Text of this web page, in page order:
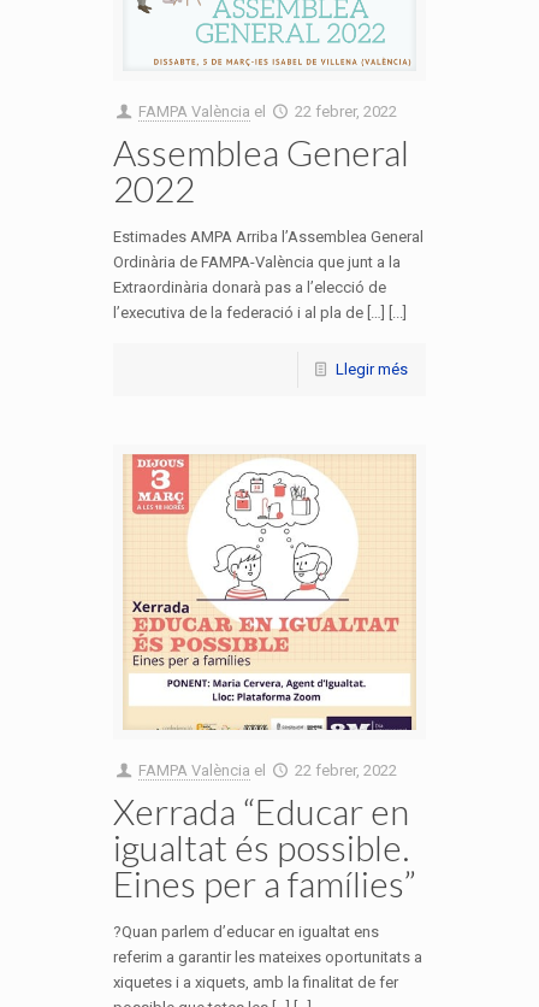
FAMPA València el 22 febrer, 2022
Assemblea General
2022
Estimades AMPA Arriba l’Assemblea General
Ordinària de FAMPA-València que junt a la
Extraordinària donarà pas a l’elecció de
l’executiva de la federació i al pla de […] [...]
Llegir més
FAMPA València el 22 febrer, 2022
Xerrada “Educar en
igualtat és possible.
Eines per a famílies”
?Quan parlem d’educar en igualtat ens
referim a garantir les mateixes oportunitats a
xiquetes i a xiquets, amb la finalitat de fer